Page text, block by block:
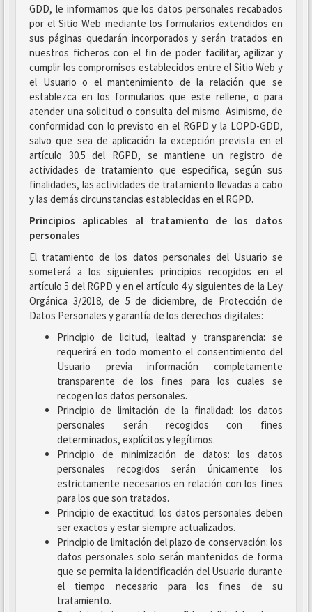
GDD, le informamos que los datos personales recabados
por el Sitio Web mediante los formularios extendidos en
sus páginas quedarán incorporados y serán tratados en
nuestros ficheros con el fin de poder facilitar, agilizar y
cumplir los compromisos establecidos entre el Sitio Web y
el Usuario o el mantenimiento de la relación que se
establezca en los formularios que este rellene, o para
atender una solicitud o consulta del mismo. Asimismo, de
conformidad con lo previsto en el RGPD y la LOPD-GDD,
salvo que sea de aplicación la excepción prevista en el
artículo 30.5 del RGPD, se mantiene un registro de
actividades de tratamiento que especifica, según sus
finalidades, las actividades de tratamiento llevadas a cabo
y las demás circunstancias establecidas en el RGPD.
Principios aplicables al tratamiento de los datos
personales
El tratamiento de los datos personales del Usuario se
someterá a los siguientes principios recogidos en el
artículo 5 del RGPD y en el artículo 4 y siguientes de la Ley
Orgánica 3/2018, de 5 de diciembre, de Protección de
Datos Personales y garantía de los derechos digitales:
Principio de licitud, lealtad y transparencia: se
requerirá en todo momento el consentimiento del
Usuario previa información completamente
transparente de los fines para los cuales se
recogen los datos personales.
Principio de limitación de la finalidad: los datos
personales serán recogidos con fines
determinados, explícitos y legítimos.
Principio de minimización de datos: los datos
personales recogidos serán únicamente los
estrictamente necesarios en relación con los fines
para los que son tratados.
Principio de exactitud: los datos personales deben
ser exactos y estar siempre actualizados.
Principio de limitación del plazo de conservación: los
datos personales solo serán mantenidos de forma
que se permita la identificación del Usuario durante
el tiempo necesario para los fines de su
tratamiento.